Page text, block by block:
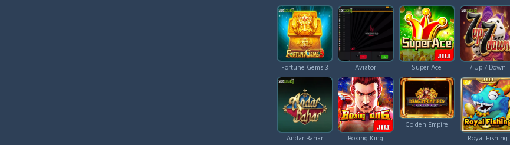
Fortune Gems 3 Aviator Super Ace 7 Up 7 Down
Andar Bahar Boxing King
Golden Empire
Royal Fishing